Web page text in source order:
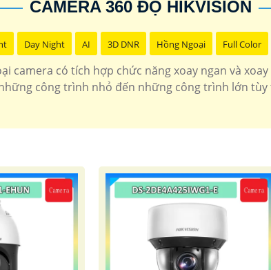
Thiết kế chắc chắn tích hợp
1.600.000 VNĐĐộ phân gải 2k
Camera xoay 360 hikvision
CAMERA 360 ĐỘ HIKVISION
Day Night AI 3D DNR Hồng Ngoại Full Color
camera có tích hợp chức năng xoay ngan và
công trình nhỏ đến những công trình lớn